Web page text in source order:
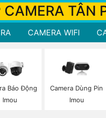
CAMERA TÂN
CAMERA WIFI
Báo Động
Imou
Camera Dùng Pin
Imou